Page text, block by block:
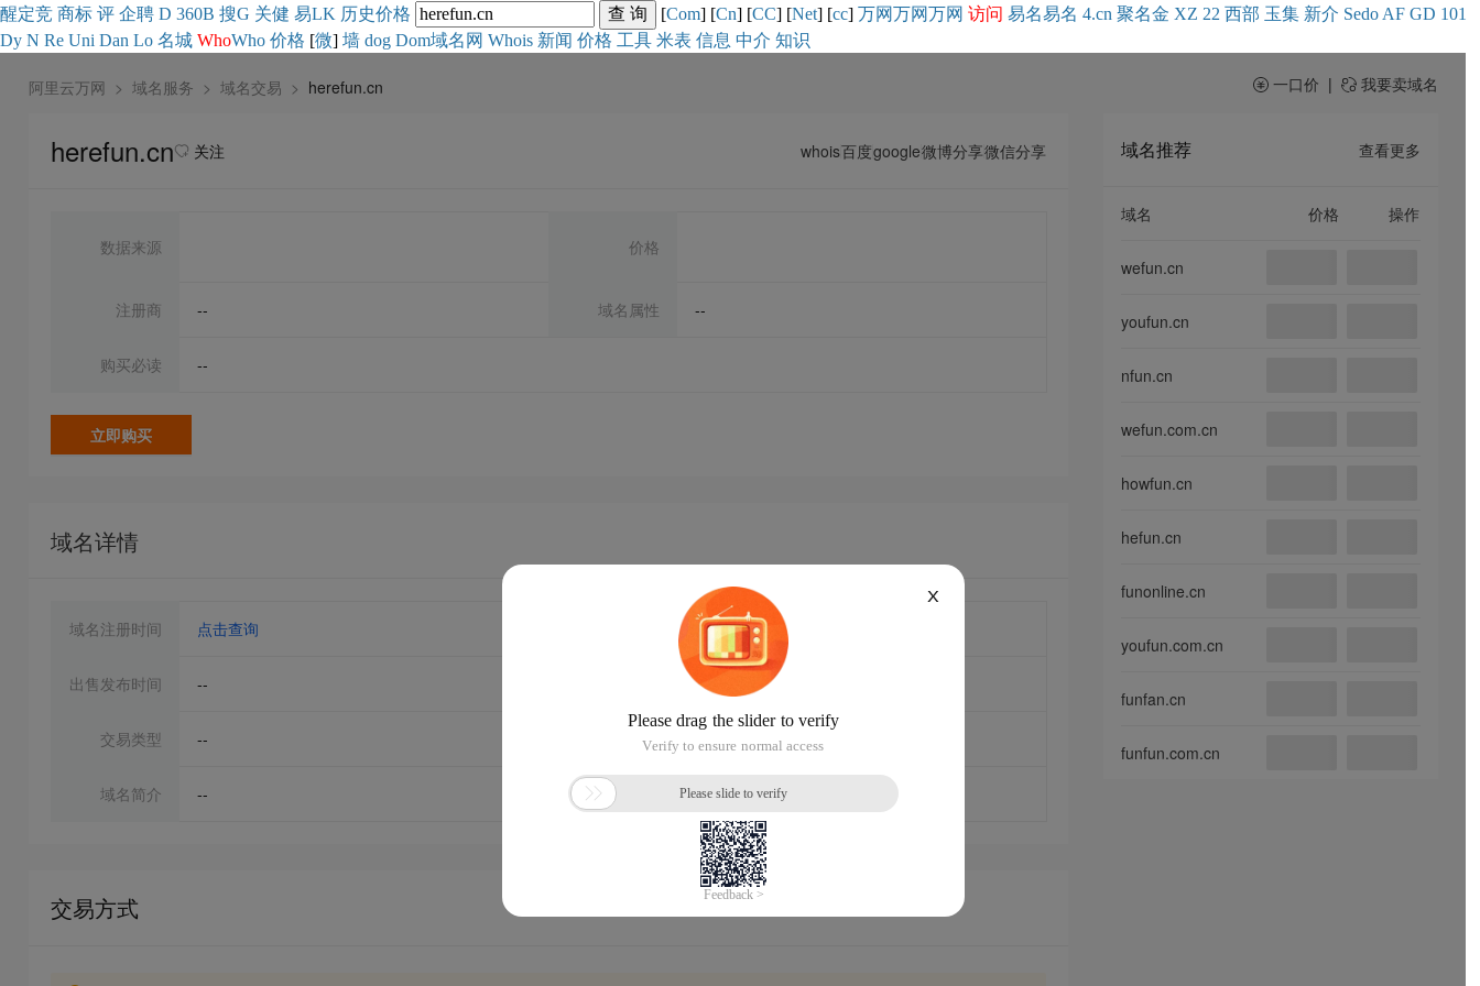
醒定竞 商标 评 企聘 D 360B 搜G 关健 易LK 历史价格 [Com] [Cn] [CC] [Net] [cc] 万网万网万网 访问 易名易名 4.cn 聚名金 XZ 22 西部 玉集 新介 Sedo AF GD 101
Dy N Re Uni Dan Lo 名城 WhoWho 价格 [微] 墙 dog Dom域名网 Whois 新闻 价格 工具 米表 信息 中介 知识